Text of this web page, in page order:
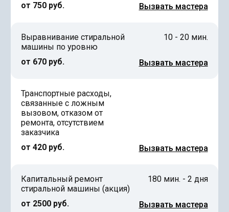
от 750 руб.
Вызвать мастера
Выравнивание стиральной
машины по уровню
от 670 руб.
10 - 20 мин.
Вызвать мастера
Транспортные расходы,
связанные с ложным
вызовом, отказом от
ремонта, отсутствием
заказчика
от 420 руб.
Вызвать мастера
Капитальный ремонт
стиральной машины (акция)
от 2500 руб.
180 мин. - 2 дня
Вызвать мастера